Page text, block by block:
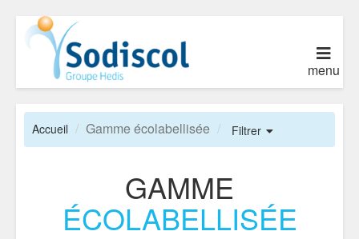
menu
Accueil Gamme écolabellisée Filtrer
GAMME
ÉCOLABELLISÉE